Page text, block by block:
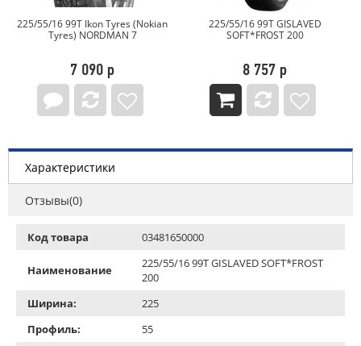
225/55/16 99T Ikon Tyres (Nokian
Tyres) NORDMAN 7
7 090 р
225/55/16 99T GISLAVED
SOFT*FROST 200
8 757 р
Характеристики
Отзывы(0)
Код товара 03481650000
Наименование
225/55/16 99T GISLAVED SOFT*FROST
200
Ширина:
225
Профиль:
55